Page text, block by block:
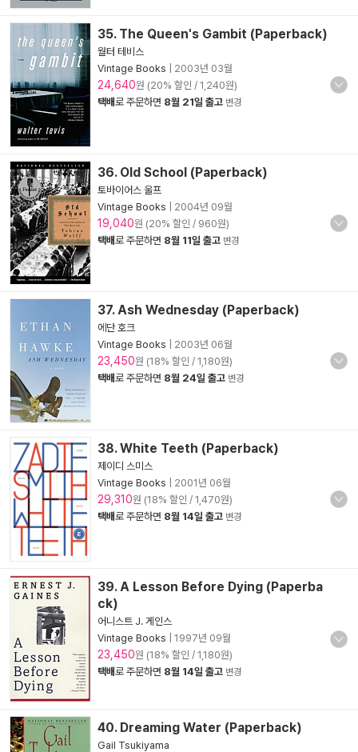
35. The Queen's Gambit (Paperback)
월터 테비스
Vintage Books
2003년 03월
24,640원 (20% 할인 / 1,240원)
택배로 주문하면 8월 21일 출고 변경
36. Old School (Paperback)
토바이어스 울프
Vintage Books
2004년 09월
19,040원 (20% 할인 / 960원)
택배로 주문하면 8월 11일 출고 변경
37. Ash Wednesday (Paperback)
에단 호크
Vintage Books
2003년 06월
23,450원 (18% 할인 / 1,180원)
택배로 주문하면 8월 24일 출고 변경
38. White Teeth (Paperback)
제이디 스미스
Vintage Books
2001년 06월
29,310원 (18% 할인 / 1,470원)
택배로 주문하면 8월 14일 출고 변경
39. A Lesson Before Dying (Paperba
ck)
어니스트 J. 게인스
Vintage Books
1997년 09월
23,450원 (18% 할인 / 1,180원)
택배로 주문하면 8월 14일 출고 변경
40. Dreaming Water (Paperback)
Gail Tsukiyama